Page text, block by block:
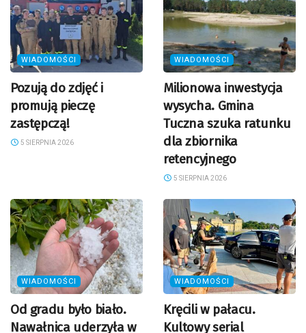
WIADOMOŚCI
Pozują do zdjęć i
promują pieczę
zastępczą!
5 SIERPNIA 2026
WIADOMOŚCI
Milionowa inwestycja
wysycha. Gmina
Tuczna szuka ratunku
dla zbiornika
retencyjnego
5 SIERPNIA 2026
WIADOMOŚCI
Od gradu było biało.
Nawałnica uderzyła w
WIADOMOŚCI
Kręcili w pałacu.
Kultowy serial